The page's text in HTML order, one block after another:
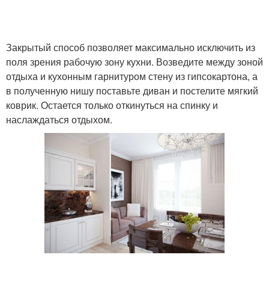
Закрытый способ позволяет максимально исключить из
поля зрения рабочую зону кухни. Возведите между зоной
отдыха и кухонным гарнитуром стену из гипсокартона, а
в полученную нишу поставьте диван и постелите мягкий
коврик. Остается только откинуться на спинку и
наслаждаться отдыхом.